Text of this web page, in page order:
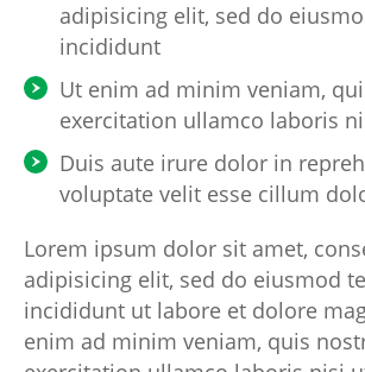
adipisicing elit, sed do
incididunt
Ut enim ad minim veniam,
exercitation ullamco laboris
Duis aute irure dolor in
voluptate velit esse cillum
Lorem ipsum dolor sit amet,
adipisicing elit, sed do eiusmod
incididunt ut labore et dolore
enim ad minim veniam, quis